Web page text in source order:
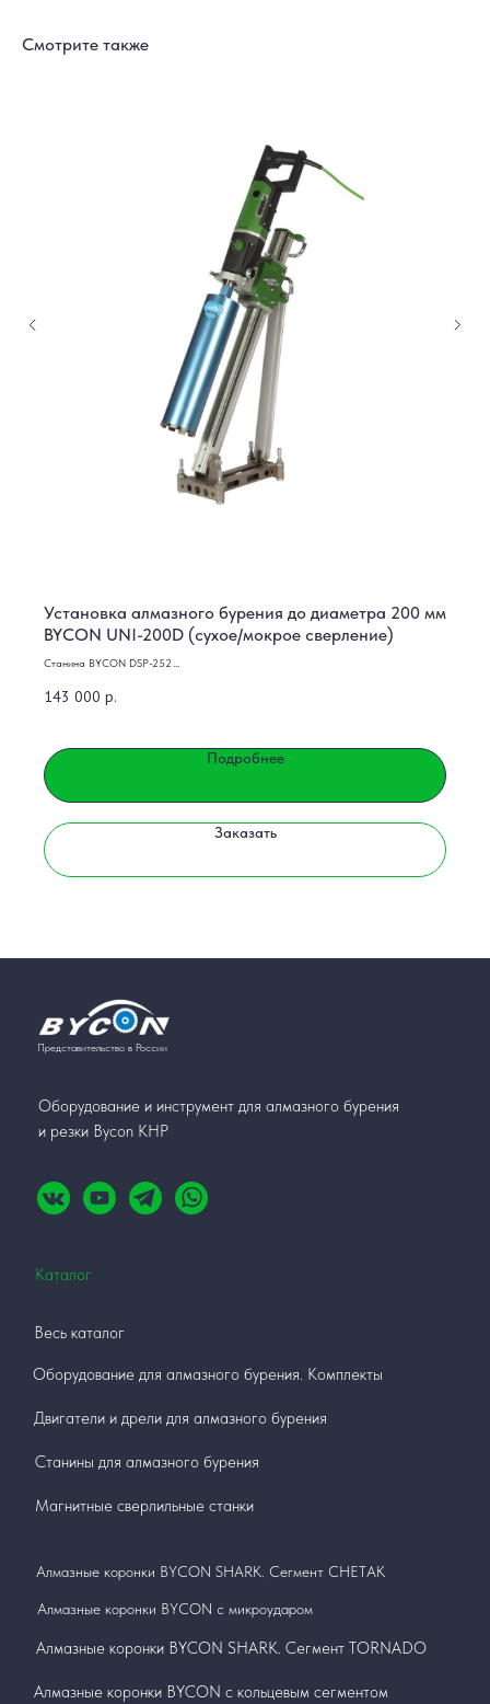
Смотрите также
Установка алмазного бурения до диаметра 200 мм
BYCON UNI-200D (сухое/мокрое сверление)
Станина BYCON DSP-252
143 000 р.
Подробнее
Заказать
Представительство в России
Оборудование и инструмент для алмазного бурения
и резки Bycon КНР
Каталог
Весь каталог
Оборудование для алмазного бурения. Комплекты
Двигатели и дрели для алмазного бурения
Станины для алмазного бурения
Алмазные коронки BYCON SHARK. Сегмент СНЕТАК
Алмазные коронки BYCON SHARK. Сегмент TORNADO
Алмазные коронки BYCON с кольцевым сегментом
Магнитные сверлильные станки
Алмазные коронки BYCON с микроударом